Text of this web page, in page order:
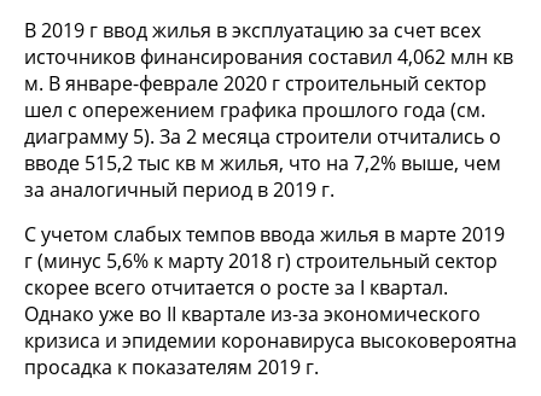
В 2019 г ввод жилья в эксплуатацию за счет всех
источников финансирования составил 4,062 млн кв
м. В январе-феврале 2020 г строительный сектор
шел с опережением графика прошлого года (см.
диаграмму 5). За 2 месяца строители отчитались о
вводе 515,2 тыс кв м жилья, что на 7,2% выше, чем
за аналогичный период в 2019 г.
С учетом слабых темпов ввода жилья в марте 2019
г (минус 5,6% к марту 2018 г) строительный сектор
скорее всего отчитается о росте за I квартал.
Однако уже во II квартале из-за экономического
кризиса и эпидемии коронавируса высоковероятна
просадка к показателям 2019 г.